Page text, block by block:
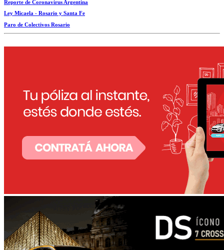
Reporte de Coronavirus Argentina
Ley Micaela - Rosario y Santa Fe
Paro de Colectivos Rosario